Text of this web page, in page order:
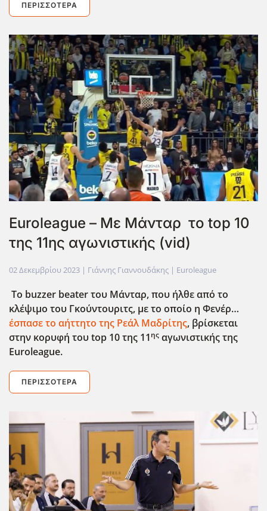
ΠΕΡΙΣΣΌΤΕΡΑ
Euroleague – Με Μάνταρ το top 10
της 11ης αγωνιστικής (vid)
02 Δεκεμβρίου 2023 | Γιάννης Γιαννουδάκης | Euroleague
Το buzzer beaterτου Μάνταρ, που ήλθε από το
κλέψιμο του Γκούντουριτς, με το οποίο η Φενέρ…
έσπασε το αήττητο της Ρεάλ Μαδρίτης, βρίσκεται
στην κορυφή του top 10 της 11ης αγωνιστικής της
Euroleague.
ΠΕΡΙΣΣΌΤΕΡΑ